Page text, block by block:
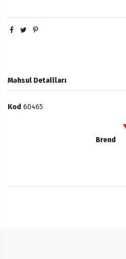
Məhsul Detallları
Brend
Kod 60465